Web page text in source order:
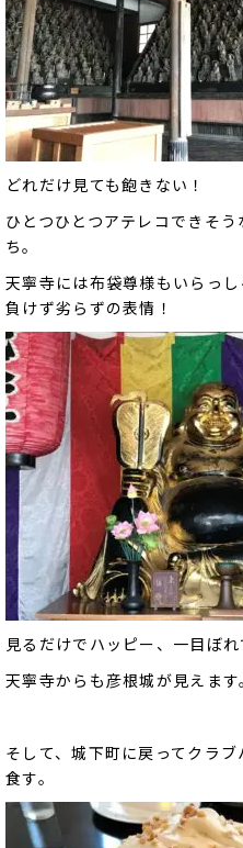
どれだけ見ても飽きない！
ひとつひとつアテレコできそ
ち。
天寧寺には布袋尊様もいらっ
負けず劣らずの表情！
見るだけでハッピー、一目ぼれ
天寧寺からも彦根城が見えます
そして、城下町に戻ってクラ
食す。